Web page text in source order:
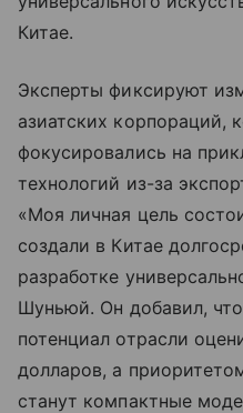
Китае.
Эксперты фиксируют
азиатских корпораций,
фокусировались на
технологий из-за
«Моя личная цель
создали в Китае
разработке
Шуньюй. Он добавил,
потенциал отрасли
долларов, а
станут компактные